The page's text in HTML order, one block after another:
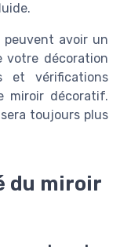
peuvent avoir un
votre décoration
et vérifications
miroir décoratif.
toujours plus
du miroir